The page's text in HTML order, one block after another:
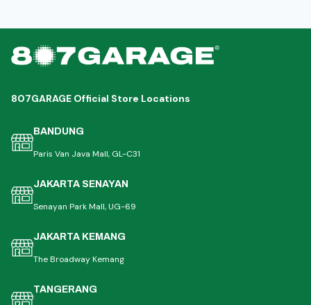
807GARAGE Official Store Locations
BANDUNG
Paris Van Java Mall, GL-C31
JAKARTA SENAYAN
Senayan Park Mall, UG-69
JAKARTA KEMANG
The Broadway Kemang
TANGERANG